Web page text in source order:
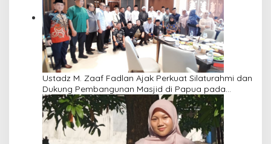
Ustadz M. Zaaf Fadlan Ajak Perkuat Silaturahmi dan
Dukung Pembangunan Masjid di Papua pada
Pengajian Yayasan Alimbas Insan Cita